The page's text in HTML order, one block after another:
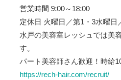
営業時間 9:00～18:00
定休日 火曜日／第1・3水曜日
水戸の美容室レッシュでは美
す。
パート美容師さん歓迎！時給
https://rech-hair.com/recruit/